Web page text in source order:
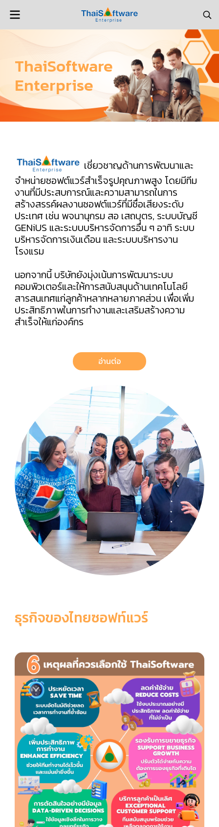
ThaiSoftware
Enterprise
เชี่ยวชาญด้านการพัฒนาและ
จำหน่ายซอฟต์แวร์สำเร็จรูปคุณภาพสูง โดยมีทีม
งานที่มีประสบการณ์และความสามารถในการ
สร้างสรรค์ผลงานซอฟต์แวร์ที่มีชื่อเสียงระดับ
ประเทศ เช่น พจนานุกรม สอ เสถบุตร, ระบบบัญชี
GENiUS และระบบบริหารจัดการอื่น ๆ อาทิ ระบบ
บริหารจัดการเงินเดือน และระบบบริหารงาน
โรงแรม
นอกจากนี้ บริษัทยังมุ่งเน้นการพัฒนาระบบ
คอมพิวเตอร์และให้การสนับสนุนด้านเทคโนโลยี
สารสนเทศแก่ลูกค้าหลากหลายภาคส่วน เพื่อเพิ่ม
ประสิทธิภาพในการทำงานและเสริมสร้างความ
สำเร็จให้แก่องค์กร
อ่านต่อ
ธุรกิจของไทยซอฟท์แวร์